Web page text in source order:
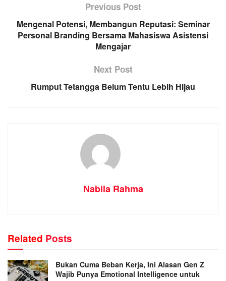
Previous Post
Mengenal Potensi, Membangun Reputasi: Seminar
Personal Branding Bersama Mahasiswa Asistensi
Mengajar
Next Post
Rumput Tetangga Belum Tentu Lebih Hijau
Nabila Rahma
Related Posts
Bukan Cuma Beban Kerja, Ini Alasan Gen Z
Wajib Punya Emotional Intelligence untuk